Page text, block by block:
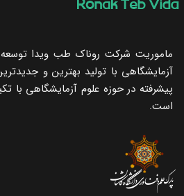
ماموریت شرکت روناک طب ویدا توسعه
آزمایشگاهی با تولید بهترین و
پیشرفته در حوزه علوم آزمایشگاهی با
است.